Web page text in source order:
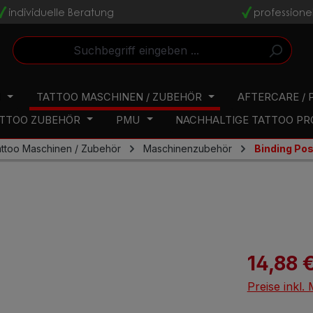
individuelle Beratung v
TATTOO MASCHINEN / ZUBEHÖR AFTERCARE /
ZUBEHÖR PMU NACHHALTIGE TATTOO
Maschinen / Zubehör Maschinenzubehör Binding
14,88
Preise inkl.